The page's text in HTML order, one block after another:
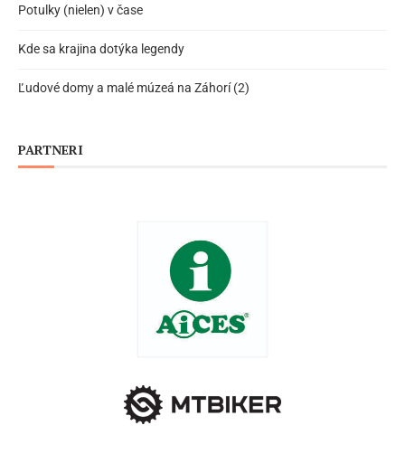
Potulky (nielen) v čase
Kde sa krajina dotýka legendy
Ľudové domy a malé múzeá na Záhorí (2)
PARTNERI